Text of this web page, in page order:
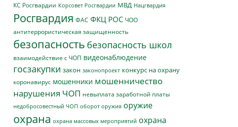
КС Росгвардии Корсовет Росгвардии МВД Нацгвардия
Росгвардия ФАС ФКЦ РОС ЧОО
антитеррористическая защищенность
безопасность безопасность школ
взаимодействие с ЧОП видеонаблюдение
госзакупки закон законопроект конкурс на охрану
коронавирус мошенники мошенничество
нарушения ЧОП невыплата заработной платы
недобросовестный ЧОП оборот оружия оружие
охрана охрана массовых мероприятий охрана